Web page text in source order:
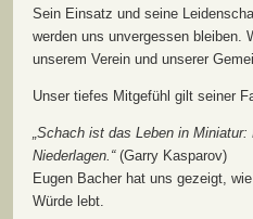
Sein Einsatz und seine
werden uns unvergessen bleiben.
unserem Verein und unserer
Unser tiefes Mitgefühl gilt seiner
„Schach ist das Leben in Miniatur:
Niederlagen.“(Garry Kasparov)
Eugen Bacher hat uns gezeigt,
Würde lebt.